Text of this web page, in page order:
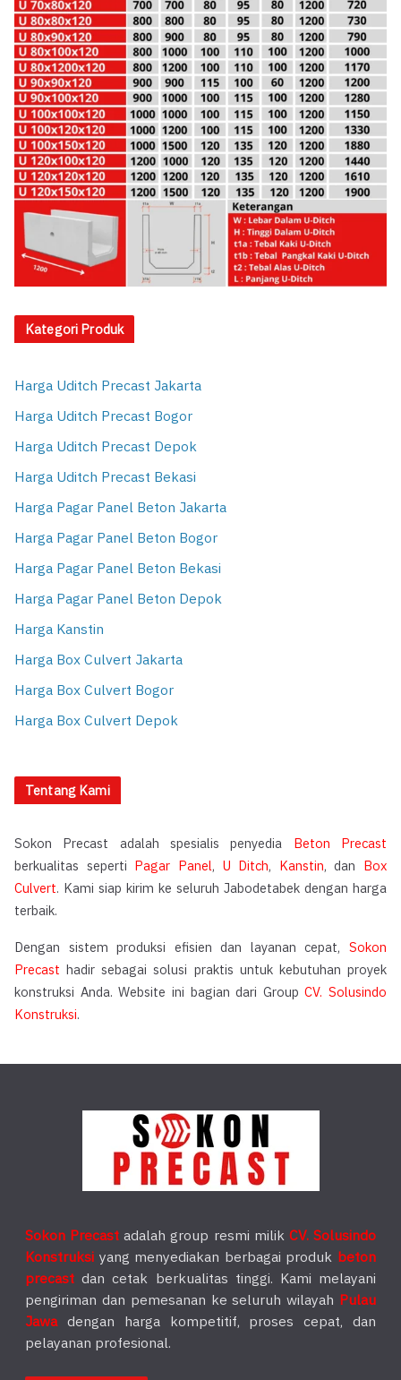
Kategori Produk
Harga Uditch Precast Jakarta
Harga Uditch Precast Bogor
Harga Uditch Precast Depok
Harga Uditch Precast Bekasi
Harga Pagar Panel Beton Jakarta
Harga Pagar Panel Beton Bogor
Harga Pagar Panel Beton Bekasi
Harga Pagar Panel Beton Depok
Harga Kanstin
Harga Box Culvert Jakarta
Harga Box Culvert Bogor
Harga Box Culvert Depok
Tentang Kami
Sokon Precast adalah spesialis penyedia Beton Precast
berkualitas seperti Pagar Panel, U Ditch, Kanstin, dan Box
Culvert. Kami siap kirim ke seluruh Jabodetabek dengan harga
terbaik.
Dengan sistem produksi efisien dan layanan cepat, Sokon
Precast hadir sebagai solusi praktis untuk kebutuhan proyek
konstruksi Anda. Website ini bagian dari GroupCV. Solusindo
Konstruksi.
Sokon Precast adalah group resmi milik CV. Solusindo
Konstruksi yang menyediakan berbagai produk beton
precast dan cetak berkualitas tinggi. Kami melayani
pengiriman dan pemesanan ke seluruh wilayah Pulau
Jawadengan harga kompetitif, proses cepat, dan
pelayanan profesional.